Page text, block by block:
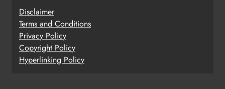
Disclaimer
Terms and Conditions
Privacy Policy
Copyright Policy
Hyperlinking Policy